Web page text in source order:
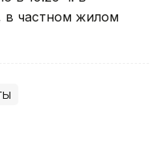
в частном жилом